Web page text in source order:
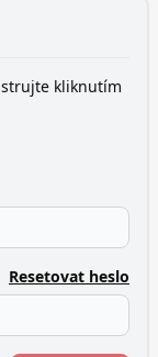
kliknutím
Resetovat heslo